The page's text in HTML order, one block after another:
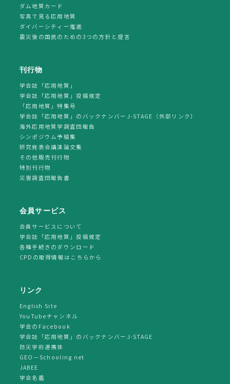
ダム地質カード
写真で見る応用地質
ダイバーシティー推進
震災後の国民のための3つの方針と提言
刊行物
学会誌「応用地質」
学会誌「応用地質」投稿規定
「応用地質」特集号
学会誌「応用地質」のバックナンバーJ-STAGE（外部リンク）
海外応用地質学調査団報告
シンポジウム予稿集
研究発表会講演論文集
その他販売刊行物
特別刊行物
災害調査団報告書
会員サービス
会員サービスについて
学会誌「応用地質」投稿規定
各種手続きのダウンロード
CPDの取得情報はこちらから
リンク
English Site
YouTubeチャンネル
学会のFacebook
学会誌「応用地質」のバックナンバーJ-STAGE
防災学術連携体
GEO－Schooling net
JABEE
学会名鑑